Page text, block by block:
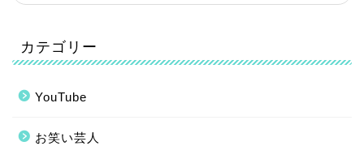
カテゴリー
YouTube
お笑い芸人